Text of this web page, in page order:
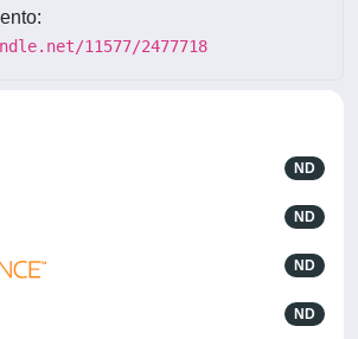
11577/2477718
ND
ND
ND
ND